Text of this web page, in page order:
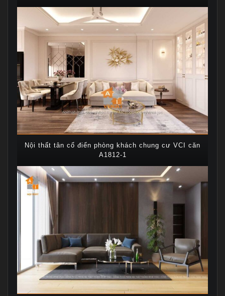
Nội thất tân cổ điển phòng khách chung cư VCI căn
A1812-1